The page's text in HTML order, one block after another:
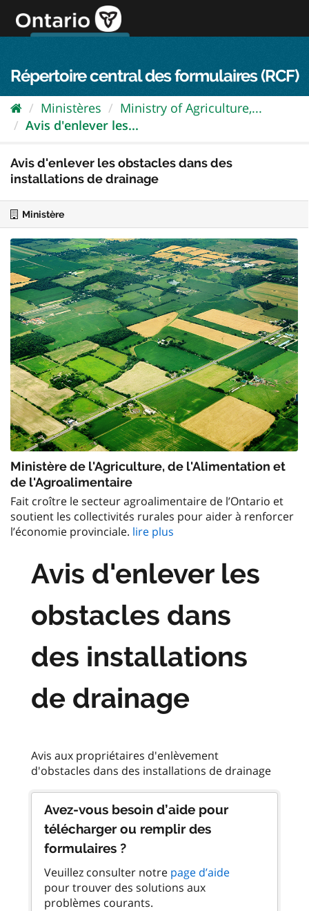
directement
au
Répertoire central des formulaires (RCF)
Ministères
Ministry of Agriculture,...
Avis d'enlever les...
Avis d'enlever les obstacles dans des
installations de drainage
Ministère
Ministère de l'Agriculture, de l'Alimentation et
de l'Agroalimentaire
Fait croître le secteur agroalimentaire de l’Ontario et
soutient les collectivités rurales pour aider à renforcer
l’économie provinciale. lire plus
Avis d'enlever les
obstacles dans
des installations
de drainage
Avis aux propriétaires d'enlèvement
Avez-vous besoin d’aide pour
télécharger ou remplir des
formulaires ?
Veuillez consulter notre page d’aide
pour trouver des solutions aux
problèmes courants.